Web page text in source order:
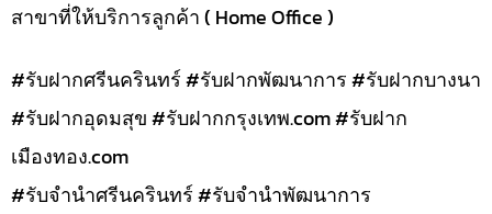
สาขาที่ให้บริการลูกค้า ( Home Office )
#รับฝากศรีนครินทร์ #รับฝากพัฒนาการ #รับฝากบางนา
#รับฝากอุดมสุข #รับฝากกรุงเทพ.com #รับฝาก
เมืองทอง.com
#รับจำนำศรีนครินทร์ #รับจำนำพัฒนาการ